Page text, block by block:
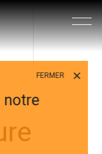
FERMER
notre